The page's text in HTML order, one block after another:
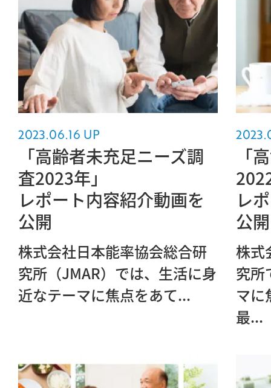
2023.06.16 UP
「高齢者未充足ニーズ調
査2023年」
レポート内容紹介動画を
公開
株式会社日本能率協会総合研
究所（JMAR）では、生活に身
近なテーマに焦点をあて...
「
レ
公開
株式
究所
マに
最...